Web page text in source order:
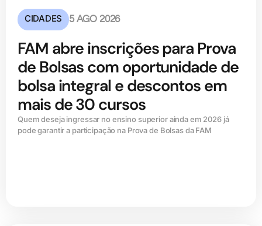
CIDADES 5 AGO 2026
FAM abre inscrições para Prova
de Bolsas com oportunidade de
bolsa integral e descontos em
mais de 30 cursos
Quem deseja ingressar no ensino superior ainda em 2026 já
pode garantir a participação na Prova de Bolsas da FAM